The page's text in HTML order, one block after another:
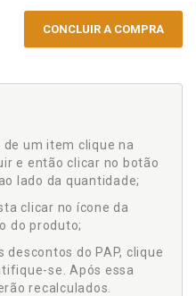
CONCLUIR A COMPRA
de um item clique na
e então clicar no botão
lado da quantidade;
clicar no ícone da
do produto;
do PAP, clique
se. Após essa
recalculados.